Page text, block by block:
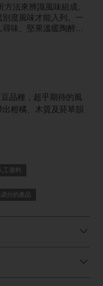
法來辨識風味組成。
度風味才能入列。一
尋味、堅果溫暖陶醉…
品質
質優異、風味獨特的巧
力永續未來。
品種，超乎期待的風
柑橘、木質及菸草韻
香料
分的產品